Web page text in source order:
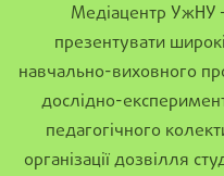
Медіацентр УжНУ
презентувати
навчально-виховного
дослідно-
педагогічного
організації дозвілля